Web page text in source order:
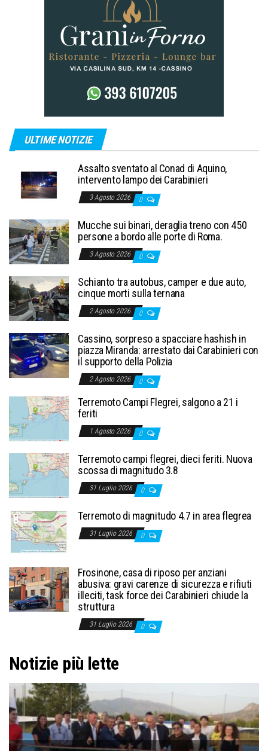
ULTIME NOTIZIE
Assalto sventato al Conad di Aquino,
intervento lampo dei Carabinieri
3 Agosto 2026 0
Mucche sui binari, deraglia treno con 450
persone a bordo alle porte di Roma.
3 Agosto 2026 0
Schianto tra autobus, camper e due auto,
cinque morti sulla ternana
2 Agosto 2026 0
Cassino, sorpreso a spacciare hashish in
piazza Miranda: arrestato dai Carabinieri con
il supporto della Polizia
2 Agosto 2026 0
Terremoto Campi Flegrei, salgono a 21 i
feriti
1 Agosto 2026 0
Terremoto campi flegrei, dieci feriti. Nuova
scossa di magnitudo 3.8
31 Luglio 2026 0
Terremoto di magnitudo 4.7 in area flegrea
31 Luglio 2026 0
Frosinone, casa di riposo per anziani
abusiva: gravi carenze di sicurezza e rifiuti
illeciti, task force dei Carabinieri chiude la
struttura
31 Luglio 2026 0
Notizie più lette